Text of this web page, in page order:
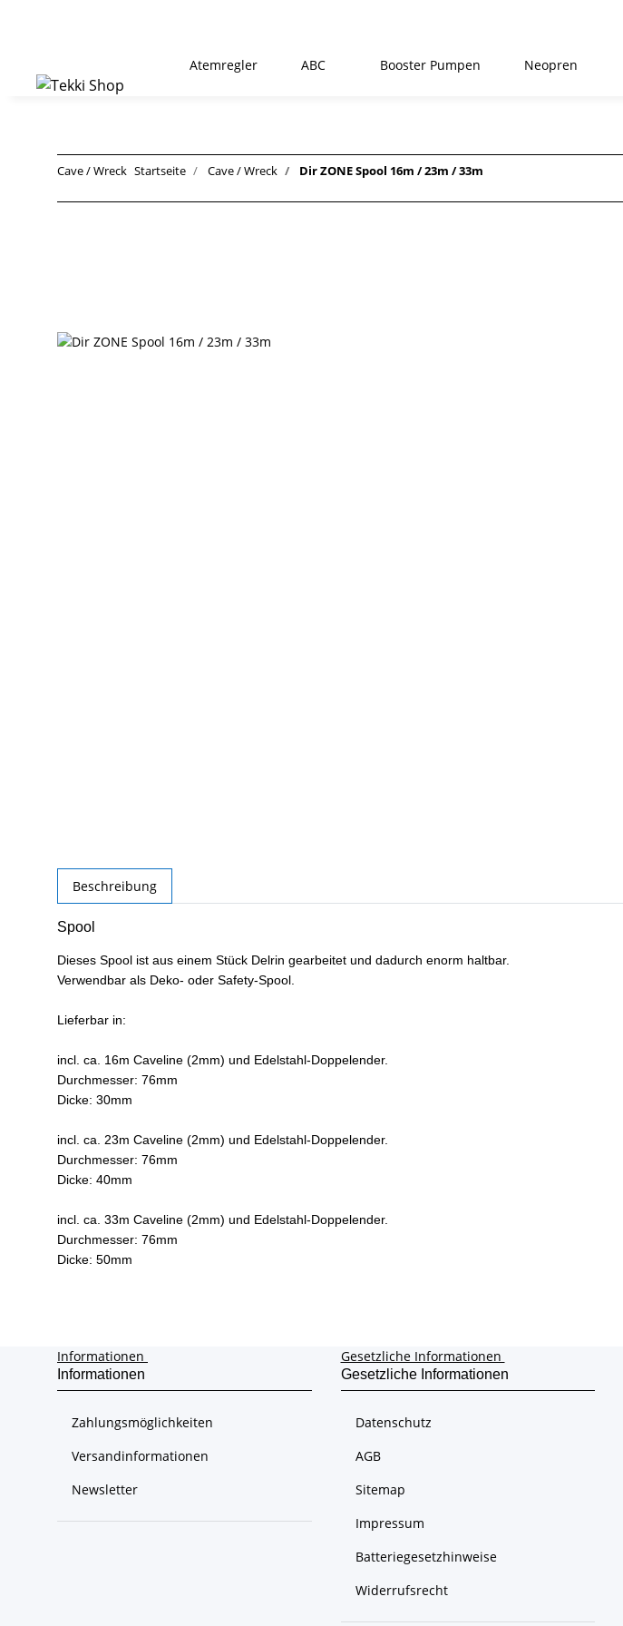
Atemregler ABC Booster Pumpen Neopren
Cave / Wreck Startseite Cave / Wreck Dir ZONE Spool 16m / 23m / 33m
Beschreibung
Spool
Dieses Spool ist aus einem Stück Delrin gearbeitet und dadurch enorm haltbar.
Verwendbar als Deko- oder Safety-Spool.
Lieferbar in:
incl. ca. 16m Caveline (2mm) und Edelstahl-Doppelender.
Durchmesser: 76mm
Dicke: 30mm
incl. ca. 23m Caveline (2mm) und Edelstahl-Doppelender.
Durchmesser: 76mm
Dicke: 40mm
incl. ca. 33m Caveline (2mm) und Edelstahl-Doppelender.
Durchmesser: 76mm
Dicke: 50mm
Informationen
Informationen
Zahlungsmöglichkeiten
Versandinformationen
Newsletter
Gesetzliche Informationen
Gesetzliche Informationen
Datenschutz
AGB
Sitemap
Impressum
Batteriegesetzhinweise
Widerrufsrecht